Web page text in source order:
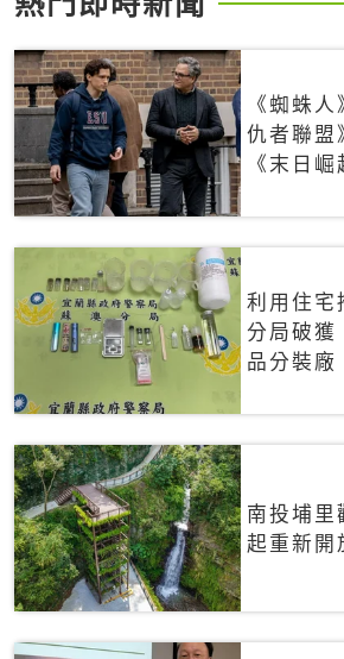
《蜘蛛
仇者聯盟
《末日
利用住
分局破獲
品分裝廠
南投埔
起重新開